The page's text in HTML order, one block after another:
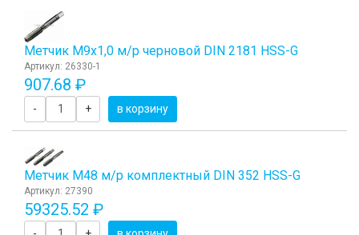
Метчик М9x1,0 м/р черновой DIN 2181 HSS-G
Артикул: 26330-1
907.68 ₽
- + в корзину
Метчик М48 м/р комплектный DIN 352 HSS-G
Артикул: 27390
59325.52 ₽